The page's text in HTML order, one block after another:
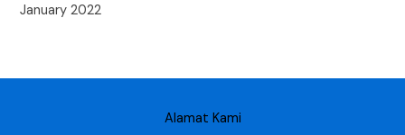
January 2022
Alamat Kami